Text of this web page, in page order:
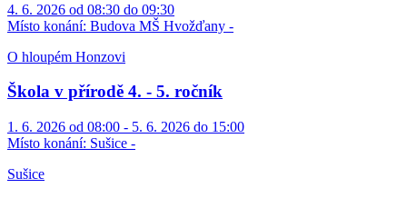
4. 6. 2026 od 08:30 do 09:30
Místo konání: Budova MŠ Hvožďany -
O hloupém Honzovi
Škola v přírodě 4. - 5. ročník
1. 6. 2026 od 08:00 - 5. 6. 2026 do 15:00
Místo konání: Sušice -
Sušice